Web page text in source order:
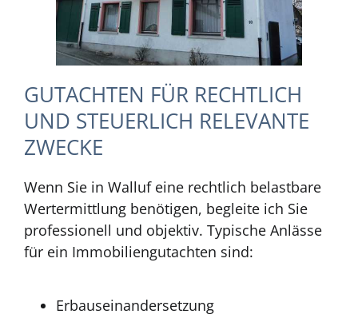
GUTACHTEN FÜR RECHTLICH
UND STEUERLICH RELEVANTE
ZWECKE
Wenn Sie in Walluf eine rechtlich belastbare
Wertermittlung benötigen, begleite ich Sie
professionell und objektiv. Typische Anlässe
für ein Immobiliengutachten sind:
Erbauseinandersetzung